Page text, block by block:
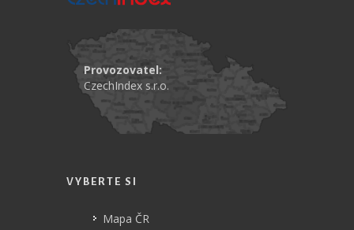
Provozovatel:
CzechIndex s.r.o.
VYBERTE SI
Mapa ČR